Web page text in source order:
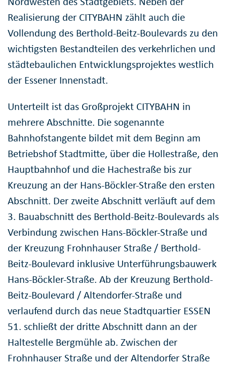
Realisierung der CITYBAHN zählt auch die
Vollendung des Berthold-Beitz-Boulevards zu den
wichtigsten Bestandteilen des verkehrlichen und
städtebaulichen Entwicklungsprojektes westlich
der Essener Innenstadt.
Unterteilt ist das Großprojekt CITYBAHN in
mehrere Abschnitte. Die sogenannte
Bahnhofstangente bildet mit dem Beginn am
Betriebshof Stadtmitte, über die Hollestraße, den
Hauptbahnhof und die Hachestraße bis zur
Kreuzung an der Hans-Böckler-Straße den ersten
Abschnitt. Der zweite Abschnitt verläuft auf dem
3. Bauabschnitt des Berthold-Beitz-Boulevards als
Verbindung zwischen Hans-Böckler-Straße und
der Kreuzung Frohnhauser Straße / Berthold-
Beitz-Boulevard inklusive Unterführungsbauwerk
Hans-Böckler-Straße. Ab der Kreuzung Berthold-
Beitz-Boulevard / Altendorfer-Straße und
verlaufend durch das neue Stadtquartier ESSEN
51. schließt der dritte Abschnitt dann an der
Haltestelle Bergmühle ab. Zwischen der
Frohnhauser Straße und der Altendorfer Straße